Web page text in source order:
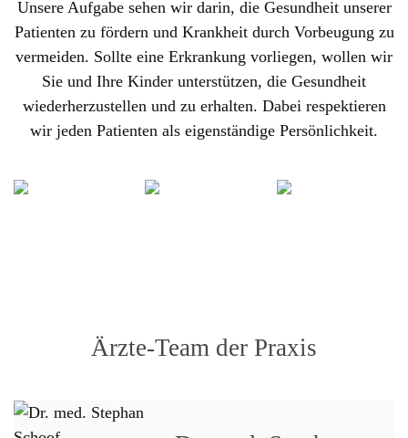
Unsere Aufgabe sehen wir darin, die Gesundheit unserer
Patienten zu fördern und Krankheit durch Vorbeugung zu
vermeiden. Sollte eine Erkrankung vorliegen, wollen wir
Sie und Ihre Kinder unterstützen, die Gesundheit
wiederherzustellen und zu erhalten. Dabei respektieren
wir jeden Patienten als eigenständige Persönlichkeit.
Ärzte-Team der Praxis